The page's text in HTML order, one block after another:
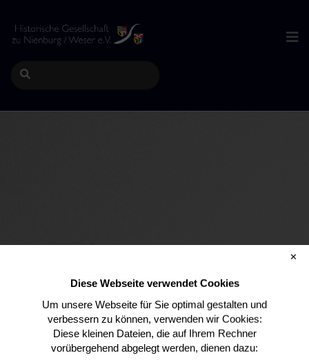
HIER DEN
SEITENTITEL ODER
✕
Diese Webseite verwendet Cookies
Um unsere Webseite für Sie optimal gestalten und
verbessern zu können, verwenden wir Cookies:
Diese kleinen Dateien, die auf Ihrem Rechner
vorübergehend abgelegt werden, dienen dazu: